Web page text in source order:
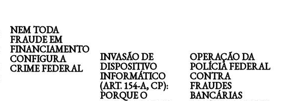
NEM TODA
FRAUDE EM
FINANCIAMENTO
CONFIGURA
CRIME FEDERAL
INVASÃO DE
DISPOSITIVO
INFORMÁTICO
(ART. 154-A, CP):
PORQUE O
OPERAÇÃO DA
POLÍCIA FEDERAL
CONTRA
FRAUDES
BANCÁRIAS